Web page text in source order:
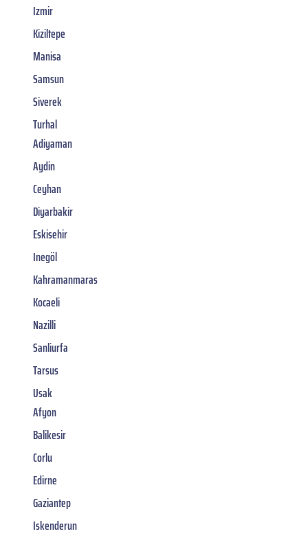
Izmir
Kiziltepe
Manisa
Samsun
Siverek
Turhal
Adiyaman
Aydin
Ceyhan
Diyarbakir
Eskisehir
Inegöl
Kahramanmaras
Kocaeli
Nazilli
Sanliurfa
Tarsus
Usak
Afyon
Balikesir
Corlu
Edirne
Gaziantep
Iskenderun